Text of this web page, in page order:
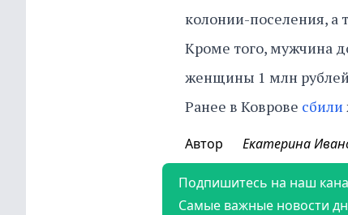
колонии-поселения, а
Кроме того, мужчина
женщины 1 млн
Ранее в Коврове сбили
Автор Екатерина
Подпишитесь на наш
Самые важные новости